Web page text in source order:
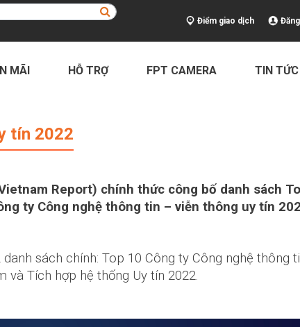
Điểm giao dịch
MÃI HỖ TRỢ FPT CAMERA TIN TỨC
tín 2022
Report) chính thức công bố danh sách
ty Công nghệ thông tin – viễn thông uy tín
sách chính: Top 10 Công ty Công nghệ thông
và Tích hợp hệ thống Uy tín 2022.